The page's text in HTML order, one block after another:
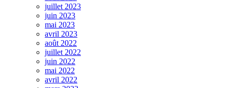
juillet 2023
juin 2023
mai 2023
avril 2023
août 2022
juillet 2022
juin 2022
mai 2022
avril 2022